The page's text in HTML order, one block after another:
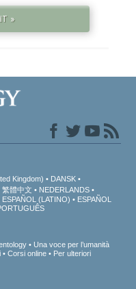
»
Kingdom)
DANSK
繁體中文
NEDERLANDS
ESPAÑOL (LATINO)
ESPAÑOL
Una voce per l’umanità
Corsi online
Per ulteriori